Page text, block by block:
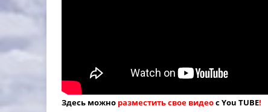
Здесь можно разместить свое видеос You TUBE!